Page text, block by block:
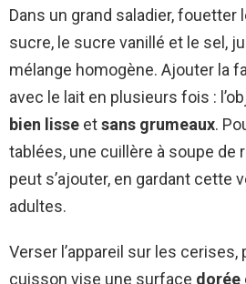
Dans un grand saladier,
sucre, le sucre vanillé et le sel,
mélange homogène. Ajouter la
avec le lait en plusieurs fois :
bien lisse etsans grumeaux.
tablées, une cuillère à soupe de
peut s’ajouter, en gardant cette
adultes.
Verser l’appareil sur les cerises,
cuisson vise une surface dorée